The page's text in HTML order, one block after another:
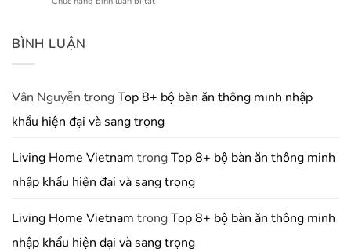
Thất
Bếp
Tích
Dụng
Quyết
Vẫn
Và
Lượng
Uy
Nhất
Phía
BÌNH LUẬN
Vân Nguyễn trongTop 8+ bộ bàn ăn thông minh nhập
khẩu hiện đại và sang trọng
Living Home Vietnam trongTop 8+ bộ bàn ăn thông minh
nhập khẩu hiện đại và sang trọng
Living Home Vietnam trongTop 8+ bộ bàn ăn thông minh
nhập khẩu hiện đại và sang trọng